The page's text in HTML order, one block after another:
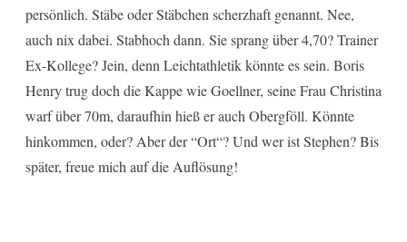
persönlich. Stäbe oder Stäbchen scherzhaft genannt. Nee,
auch nix dabei. Stabhoch dann. Sie sprang über 4,70? Trainer
Ex-Kollege? Jein, denn Leichtathletik könnte es sein. Boris
Henry trug doch die Kappe wie Goellner, seine Frau Christina
warf über 70m, daraufhin hieß er auch Obergföll. Könnte
hinkommen, oder? Aber der “Ort“? Und wer ist Stephen? Bis
später, freue mich auf die Auflösung!